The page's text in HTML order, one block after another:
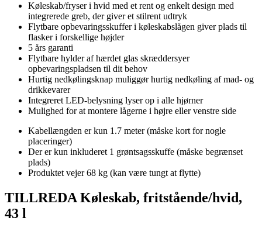
Køleskab/fryser i hvid med et rent og enkelt design med
integrerede greb, der giver et stilrent udtryk
Flytbare opbevaringsskuffer i køleskabslågen giver plads til
flasker i forskellige højder
5 års garanti
Flytbare hylder af hærdet glas skræddersyer
opbevaringspladsen til dit behov
Hurtig nedkølingsknap muliggør hurtig nedkøling af mad- og
drikkevarer
Integreret LED-belysning lyser op i alle hjørner
Mulighed for at montere lågerne i højre eller venstre side
Kabellængden er kun 1.7 meter (måske kort for nogle
placeringer)
Der er kun inkluderet 1 grøntsagsskuffe (måske begrænset
plads)
Produktet vejer 68 kg (kan være tungt at flytte)
TILLREDA Køleskab, fritstående/hvid,
43 l